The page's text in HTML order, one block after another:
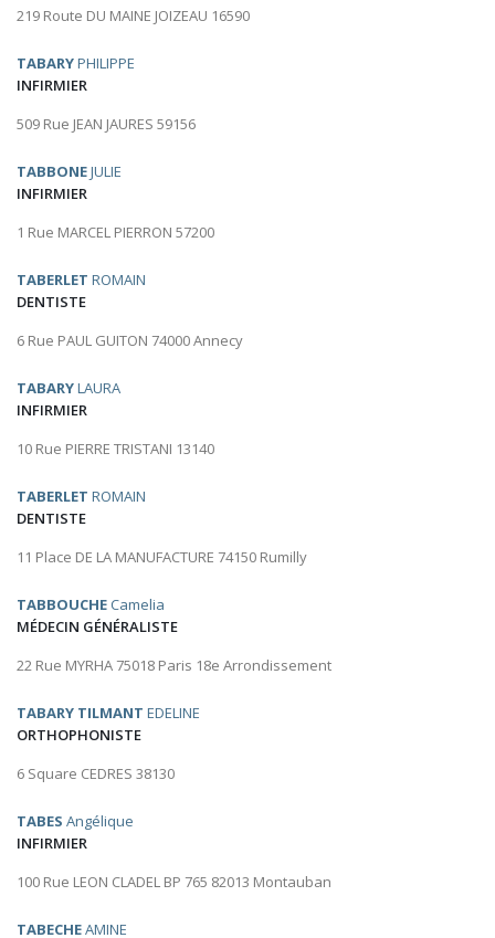
219 Route DU MAINE JOIZEAU 16590
TABARYPHILIPPE
INFIRMIER
509 Rue JEAN JAURES 59156
TABBONEJULIE
INFIRMIER
1 Rue MARCEL PIERRON 57200
TABERLET ROMAIN
DENTISTE
6 Rue PAUL GUITON 74000 Annecy
TABARYLAURA
INFIRMIER
10 Rue PIERRE TRISTANI 13140
TABERLET ROMAIN
DENTISTE
11 Place DE LA MANUFACTURE 74150 Rumilly
TABBOUCHE Camelia
MÉDECIN GÉNÉRALISTE
22 Rue MYRHA 75018 Paris 18e Arrondissement
TABARY TILMANT EDELINE
ORTHOPHONISTE
6 Square CEDRES 38130
TABES Angélique
INFIRMIER
100 Rue LEON CLADEL BP 765 82013 Montauban
TABECHEAMINE